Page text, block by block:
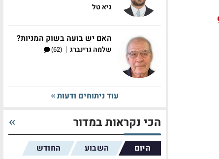
גיא טל
האם יש בועה בשוק המניות?
שלמה גרינברג |
(62)
עוד ניתוחים ודעות
הכי נקראות במדור
היום השבוע החודש